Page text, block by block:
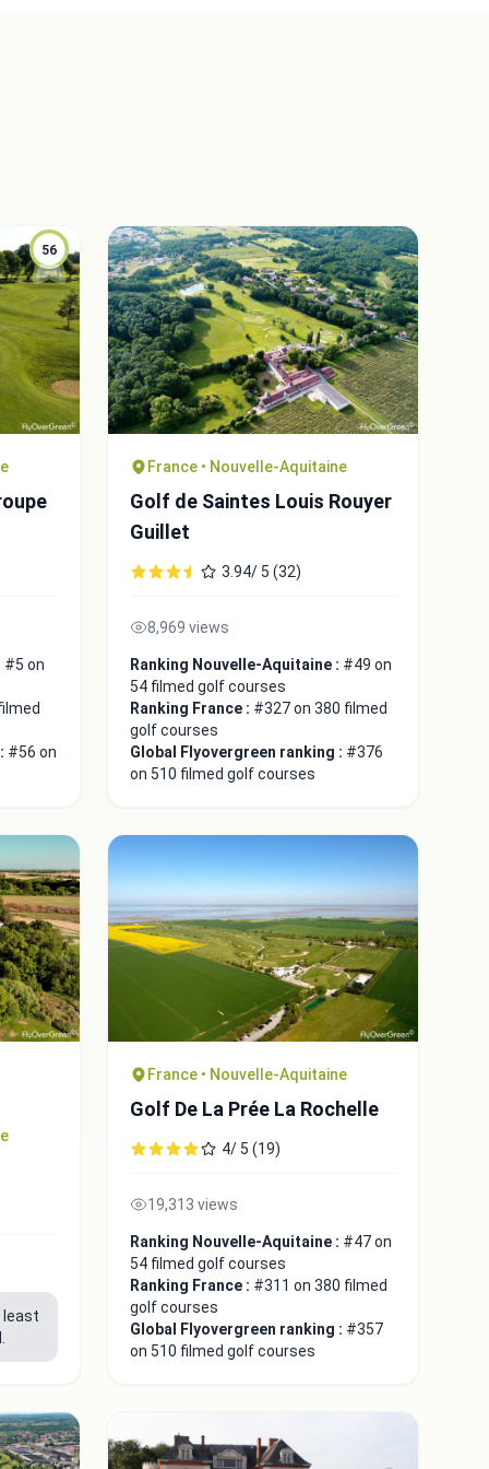
56
#5 on
#56 on
France • Nouvelle-Aquitaine
Golf de Saintes Louis Rouyer
Guillet
3.94/ 5 (32)
8,969 views
Ranking Nouvelle-Aquitaine : #49 on
54 filmed golf courses
Ranking France : #327 on 380 filmed
golf courses
Global Flyovergreen ranking : #376
on 510 filmed golf courses
least
France • Nouvelle-Aquitaine
Golf De La Prée La Rochelle
4/ 5 (19)
19,313 views
Ranking Nouvelle-Aquitaine : #47 on
54 filmed golf courses
Ranking France : #311 on 380 filmed
golf courses
Global Flyovergreen ranking : #357
on 510 filmed golf courses